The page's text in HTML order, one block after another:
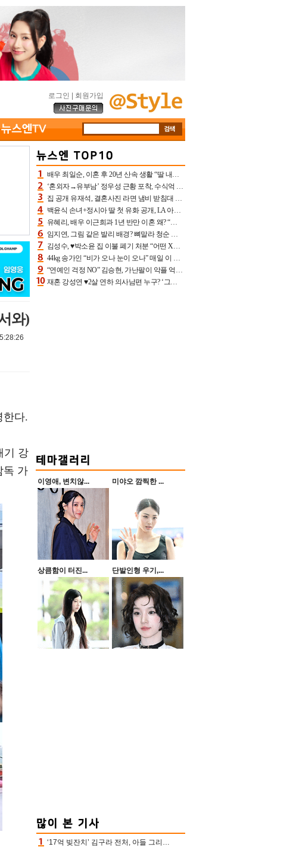
로그인 회원가입
와)
한다.
기 강
독 가
배우 최일순, 이혼 후 20년 산속 생활 “딸 내가 버렸다고 원망‥맘 아파”(특종)[어제TV]
‘혼외자→유부남’ 정우성 근황 포착, 수식억 해킹 피해 후배 만났다 “존경하는”
집 공개 유재석, 결혼사진 라면 냄비 받침대 되고 분노‥가족사진도 피해(놀뭐)[어제TV]
백윤식 손녀+정시아 딸 첫 유화 공개, LA 아트쇼→서울국제조각페스타 작가다운 수준급 실력
유혜리, 배우 이근희과 1년 반만 이혼 왜? “식칼 꽂고 의자 던져” 충격 폭로(특종)[어제TV]
임지연, 그림 같은 발리 배경? 뼈말라 청순 비키니 핏에 상대 안 되네
김성수, ♥박소윤 집 이불 폐기 처분 “어떤 X이랑 썼을지 몰라” 질투(신랑수업2)[어제TV]
44kg 송가인 “비가 오나 눈이 오나” 매일 이 운동, 허벅지 근육량 상승+체지방 감소
“연예인 걱정 NO” 김승현, 가난팔이 악플 억울할만‥아내+딸과 日 여행
재혼 강성연 ♥2살 연하 의사남편 누구? ‘그알’ 자문의에 훈남 비주얼 초엘리트 스펙 [종합]
이영애, 변치않... 미야오 깜찍한 ...
상큼함이 터진... 단발인형 우기,...
‘17억 빚잔치’ 김구라 전처, 아들 그리는 “나 뿐인데” 친엄마 챙기는 효심 눈길